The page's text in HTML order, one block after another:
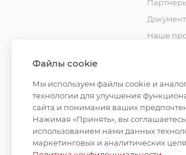
Наше
2026 © MAXIM-STROY Все права
Информация и цены на сайте не
Файлы cookie
Мы используем файлы cookie и
технологии для улучшения
сайта и понимания ваших
Нажимая «Принять», вы соглашаетесь
использованием нами данных
маркетинговых и аналитических